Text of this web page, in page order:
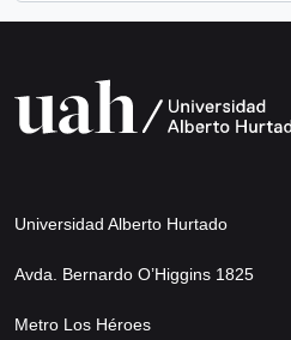
Universidad Alberto Hurtado
Avda. Bernardo O’Higgins 1825
Metro Los Héroes